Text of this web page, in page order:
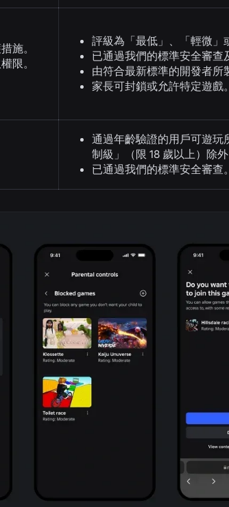
施。
限。
評級為「最低」、「輕微」
已通過我們的標準安全審查
由符合最新標準的開發者所
家長可封鎖或允許特定遊戲。
通過年齡驗證的用戶可遊玩
制級」（限 18 歲以上）除外
已通過我們的標準安全審查。